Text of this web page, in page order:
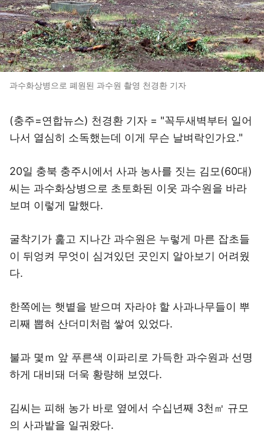
과수화상병으로 폐원된 과수원 촬영 천경환 기자
(충주=연합뉴스) 천경환 기자 = "꼭두새벽부터 일어
나서 열심히 소독했는데 이게 무슨 날벼락인가요."
20일 충북 충주시에서 사과 농사를 짓는 김모(60대)
씨는 과수화상병으로 초토화된 이웃 과수원을 바라
보며 이렇게 말했다.
굴착기가 훑고 지나간 과수원은 누렇게 마른 잡초들
이 뒤엉켜 무엇이 심겨있던 곳인지 알아보기 어려웠
다.
한쪽에는 햇볕을 받으며 자라야 할 사과나무들이 뿌
리째 뽑혀 산더미처럼 쌓여 있었다.
불과 몇ｍ 앞 푸른색 이파리로 가득한 과수원과 선명
하게 대비돼 더욱 황량해 보였다.
김씨는 피해 농가 바로 옆에서 수십년째 3천㎡ 규모
의 사과밭을 일궈왔다.